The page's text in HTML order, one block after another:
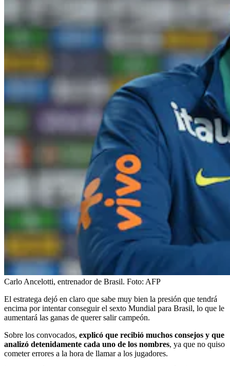
Carlo Ancelotti, entrenador de Brasil. Foto: AFP
El estratega dejó en claro que sabe muy bien la presión que tendrá
encima por intentar conseguir el sexto Mundial para Brasil, lo que le
aumentará las ganas de querer salir campeón.
Sobre los convocados, explicó que recibió muchos consejos y que
analizó detenidamente cada uno de los nombres, ya que no quiso
cometer errores a la hora de llamar a los jugadores.